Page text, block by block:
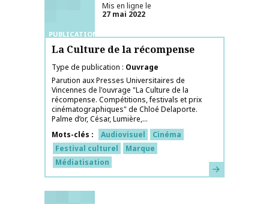
PUBLICATIONS
Mis en ligne le
27 mai 2022
La Culture de la récompense
Type de publication
Ouvrage
Parution aux Presses Universitaires de
Vincennes de l'ouvrage "La Culture de la
récompense. Compétitions, festivals et prix
cinématographiques" de Chloé Delaporte.
Palme d’or, César, Lumière,...
Mots-clés
Audiovisuel
Cinéma
Festival culturel
Marque
Médiatisation
En savoir plus